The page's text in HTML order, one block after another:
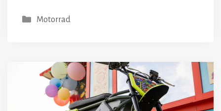
Kategorien
Motorrad